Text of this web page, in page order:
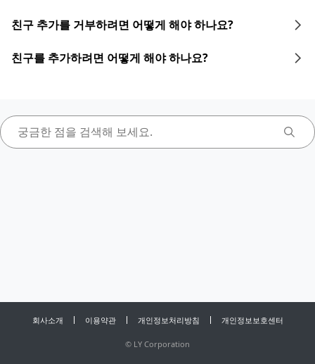
친구 추가를 거부하려면 어떻게 해야 하나요?
친구를 추가하려면 어떻게 해야 하나요?
회사소개 이용약관 개인정보처리방침 개인정보보호센터
© LY Corporation